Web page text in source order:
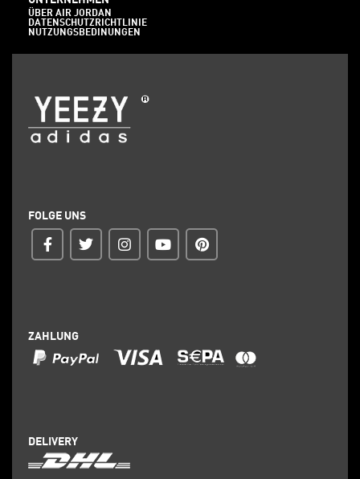
ÜBER AIR JORDAN
DATENSCHUTZRICHTLINIE
NUTZUNGSBEDINUNGEN
FOLGE UNS
ZAHLUNG
DELIVERY